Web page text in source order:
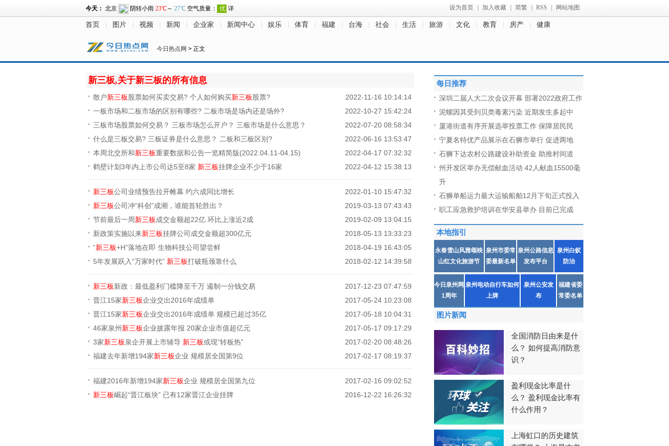
设为首页 加入收藏 简繁 RSS 网站地图
首页 图片 视频 新闻 企业家 新闻中心 娱乐 体育 福建 台海 社会 生活 旅游 文化 教育 房产 健康
今日热点网 > 正文
新三板,关于新三板的所有信息
2022-11-16 10:14:14
散户新三板 股票如何买卖交易? 个人如何购买新三板 股票?
2022-10-27 15:42:24
一板市场和二板市场的区别有哪些? 二板市场是场内还是场外?
2022-07-20 08:58:34
三板市场股票如何交易？ 三板市场怎么开户？ 三板市场是什么意思？
2022-06-16 13:53:47
什么是三板交易? 三板证券是什么意思？ 二板和三板区别?
2022-04-17 07:32:32
本周北交所和新三板重要数据和公告一览精简版(2022.04.11-04.15)
2022-04-12 15:38:13
鹤壁计划3年内上市公司达5至8家 新三板挂牌企业不少于16家
2022-01-10 15:47:32
新三板公司业绩预告拉开帷幕 约六成同比增长
2019-03-13 07:43:43
新三板公司冲“科创”成潮，谁能首轮胜出？
2019-02-09 13:04:15
节前最后一周新三板成交金额超22亿 环比上涨近2成
2018-05-13 13:33:23
新政策实施以来新三板挂牌公司成交金额超300亿元
2018-04-19 16:43:05
“新三板+H”落地在即 生物科技公司望尝鲜
2018-02-12 14:39:58
5年发展跃入“万家时代” 新三板打破瓶颈靠什么
2017-12-23 07:47:59
新三板新政：最低盈利门槛降至千万 遏制一分钱交易
2017-05-24 10:23:08
晋江15家新三板企业交出2016年成绩单
2017-05-18 10:04:31
晋江15家新三板企业交出2016年成绩单 规模已超过35亿
2017-05-17 09:17:29
46家泉州 新三板企业披露年报 20家企业市值超亿元
2017-02-20 08:48:26
3家新三板泉企开展上市辅导 新三板或现“转板热”
2017-02-17 08:19:37
福建去年新增194家新三板企业 规模居全国第9位
2017-02-16 09:02:52
福建2016年新增194家新三板企业 规模居全国第九位
2016-12-22 16:26:32
新三板崛起“晋江板块” 已有12家晋江企业挂牌
每日推荐
深圳二届人大二次会议开幕 部署2022政府工作
泥螺因其受到贝类毒素污染 近期发生多起中
厦港街道有序开展选举投票工作 保障居民民
宁夏名特优产品展示在石狮市举行 促进两地
石狮下达农村公路建设补助资金 助推村间道
州开发区举办无偿献血活动 42人献血15500毫
升
石狮单船运力最大运输船舶12月下旬正式投入
职工应急救护培训在华安县举办 目前已完成
本地指引
永春雪山风雅颂映
山红文化旅游节
泉州市委常
委最新名单
泉州公路信息
发布平台
泉州白蚁
防治
今日泉州网
1周年
泉州电动自行车如何
上牌
泉州公安发
布
福建省委
常委名单
图片新闻
全国消防日由来是什
么？ 如何提高消防意
识？
盈利现金比率是什
么？ 盈利现金比率有
什么作用？
上海虹口的历史建筑